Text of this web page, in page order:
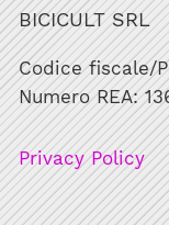
BICICULT SRL
Codice fiscale/
Numero REA:
Privacy Policy